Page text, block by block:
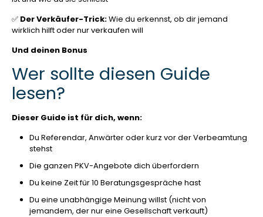
✅ Der Verkäufer-Trick:Wie du erkennst, ob dir jemand
wirklich hilft oder nur verkaufen will
Und deinen Bonus
Wer sollte diesen Guide
lesen?
Dieser Guide ist für dich, wenn:
Du Referendar, Anwärter oder kurz vor der Verbeamtung
stehst
Die ganzen PKV-Angebote dich überfordern
Du keine Zeit für 10 Beratungsgespräche hast
Du eine unabhängige Meinung willst (nicht von
jemandem, der nur eine Gesellschaft verkauft)